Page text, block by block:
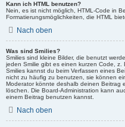
Kann ich HTML benutzen?
Nein, es ist nicht möglich, HTML-Code in
Formatierungsmöglichkeiten, die HTML
Nach oben
Was sind Smilies?
Smilies sind kleine Bilder, die benutzt
jeden Smilie gibt es einen kurzen Code,
Smilies kannst du beim Verfassen eines
nicht zu häufig zu benutzen, sie können
Moderator könnte deshalb deinen Beitrag
löschen. Die Board-Administration kann
einem Beitrag benutzen kannst.
Nach oben